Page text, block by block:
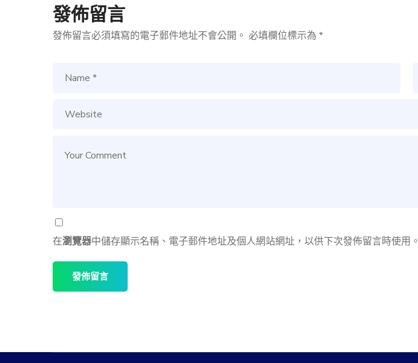
發佈留言
發佈留言必須填寫的電子郵件地址不會公開。 必填欄位標示為 *
在瀏覽器中儲存顯示名稱、電子郵件地址及個人網站網址，以供下次發佈留言時使用。